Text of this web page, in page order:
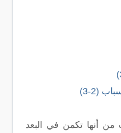
(2-3)
من أنها تكمن في البعد